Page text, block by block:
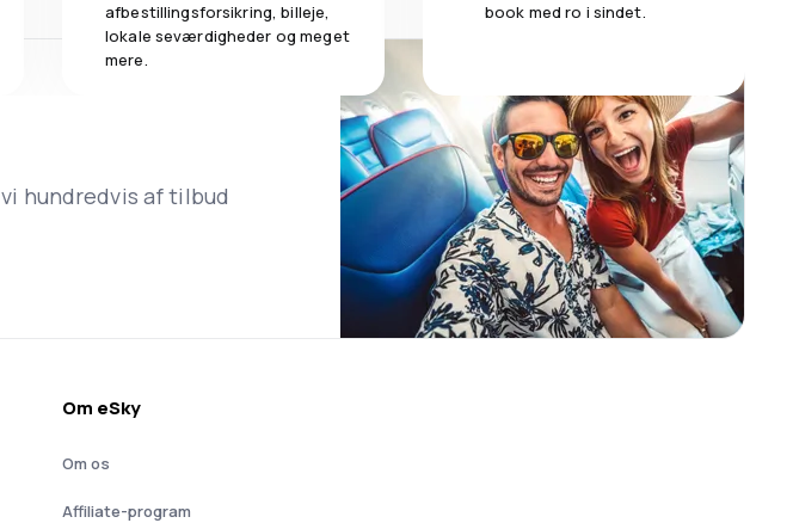
afbestillingsforsikring, billeje,
lokale seværdigheder og meget
mere.
book med ro i sindet.
hundredvis af tilbud
Om eSky
Om os
Affiliate-program